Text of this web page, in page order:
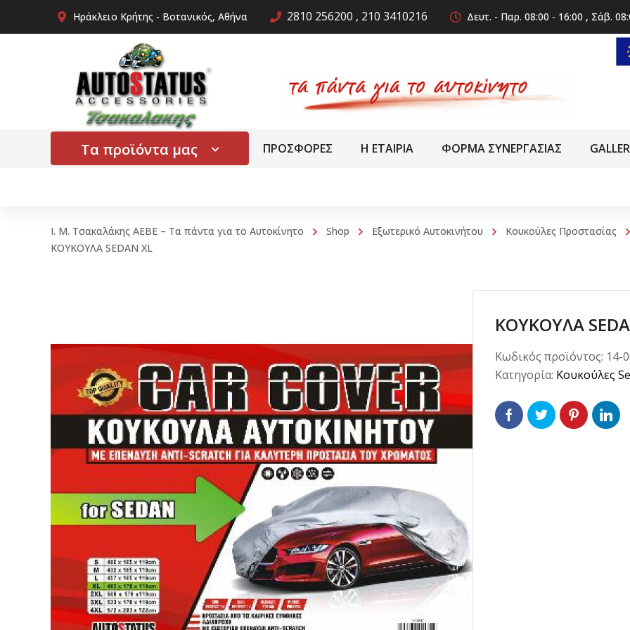
Ηράκλειο Κρήτης - Βοτανικός, Αθήνα 2810 256200 , 210 3410216 Δευτ. - Παρ. 08:00 - 16:00 , Σάβ.
Τα προϊόντα μας ΠΡΟΣΦΟΡΕΣ Η ΕΤΑΙΡΙΑ ΦΟΡΜΑ ΣΥΝΕΡΓΑΣΙΑΣ
Ι. Μ. Τσακαλάκης ΑΕΒΕ – Τα πάντα για το Αυτοκίνητο Shop Εξωτερικό Αυτοκινήτου Κουκούλες Προστασίας
ΚΟΥΚΟΥΛΑ SEDAN XL
ΚΟΥΚΟΥΛΑ
Κωδικός προϊόντος: 14-
Κατηγορία: Κουκούλες